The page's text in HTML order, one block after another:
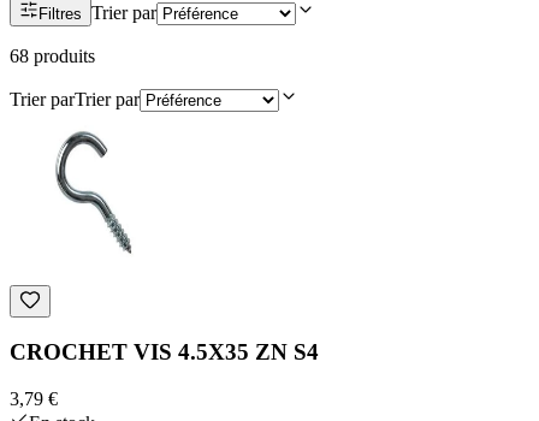
Filtres Trier par
68 produits
Trier parTrier par
CROCHET VIS 4.5X35 ZN S4
3,79 €